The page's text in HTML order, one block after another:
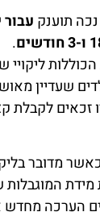
תוענק
.
הכוללות
שעדיין
זכאים לקבלת
מדובר
מידת
הערכה